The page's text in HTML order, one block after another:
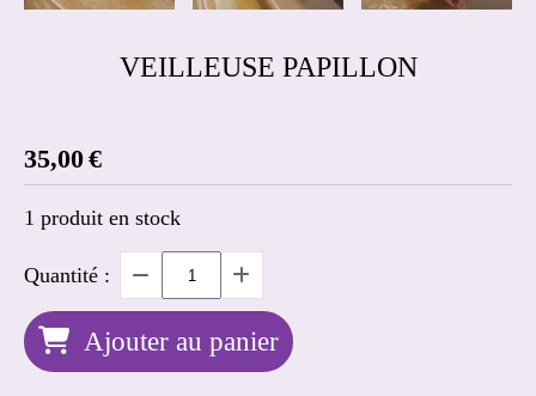
VEILLEUSE PAPILLON
35,00€
1 produit en stock
Quantité :
Ajouter au panier